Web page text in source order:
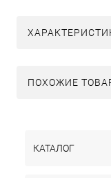
ПОХОЖИЕ
КАТАЛОГ